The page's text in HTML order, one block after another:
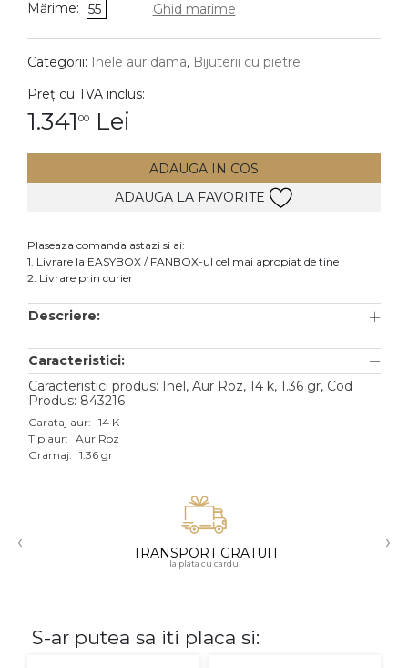
DIAMANTE Vezi toate
Cercei
Accesorii
Aur alb
Aur roz
Aur mixt
18K
Mărime: 55 Ghid marime
Categorii: Inele aur dama, Bijuterii cu pietre
Preț cu TVA inclus:
1.341 00 Lei
ADAUGA IN COS
ADAUGA LA FAVORITE
Plaseaza comanda astazi si ai:
1. Livrare la EASYBOX / FANBOX-ul cel mai apropiat de tine
2. Livrare prin curier
Descriere:
Caracteristici:
Caracteristici produs: Inel, Aur Roz, 14 k, 1.36 gr, Cod
Produs: 843216
Carataj aur: 14 K
Tip aur: Aur Roz
Gramaj: 1.36 gr
‹ TRANSPORT GRATUIT
la plata cu cardul
›
S-ar putea sa iti placa si: